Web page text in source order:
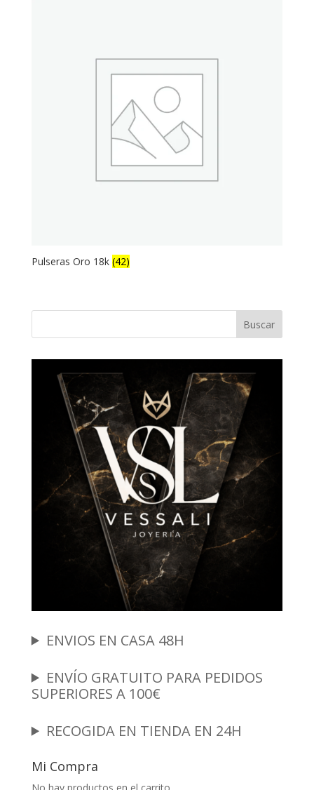
Pulseras Oro 18k (42)
Buscar
ENVIOS EN CASA 48H
ENVÍO GRATUITO PARA PEDIDOS
SUPERIORES A 100€
RECOGIDA EN TIENDA EN 24H
Mi Compra